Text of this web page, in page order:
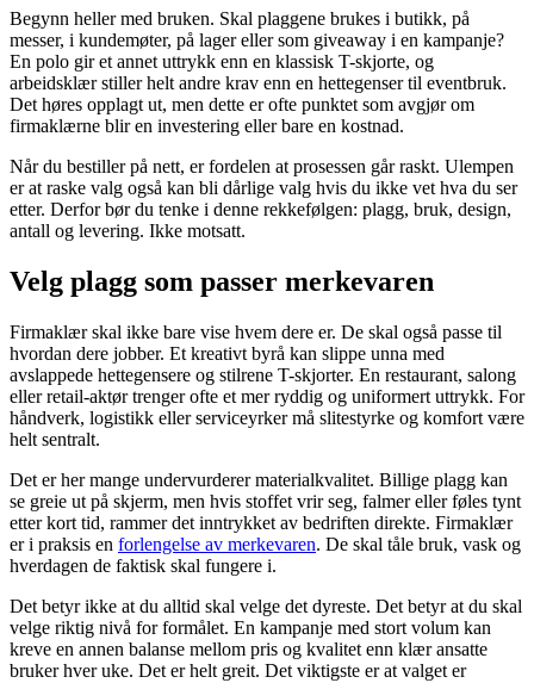
Begynn heller med bruken. Skal plaggene brukes i butikk, på
messer, i kundemøter, på lager eller som giveaway i en kampanje?
En polo gir et annet uttrykk enn en klassisk T-skjorte, og
arbeidsklær stiller helt andre krav enn en hettegenser til eventbruk.
Det høres opplagt ut, men dette er ofte punktet som avgjør om
firmaklærne blir en investering eller bare en kostnad.
Når du bestiller på nett, er fordelen at prosessen går raskt. Ulempen
er at raske valg også kan bli dårlige valg hvis du ikke vet hva du ser
etter. Derfor bør du tenke i denne rekkefølgen: plagg, bruk, design,
antall og levering. Ikke motsatt.
Velg plagg som passer merkevaren
Firmaklær skal ikke bare vise hvem dere er. De skal også passe til
hvordan dere jobber. Et kreativt byrå kan slippe unna med
avslappede hettegensere og stilrene T-skjorter. En restaurant, salong
eller retail-aktør trenger ofte et mer ryddig og uniformert uttrykk. For
håndverk, logistikk eller serviceyrker må slitestyrke og komfort være
helt sentralt.
Det er her mange undervurderer materialkvalitet. Billige plagg kan
se greie ut på skjerm, men hvis stoffet vrir seg, falmer eller føles tynt
etter kort tid, rammer det inntrykket av bedriften direkte. Firmaklær
er i praksis en forlengelse av merkevaren. De skal tåle bruk, vask og
hverdagen de faktisk skal fungere i.
Det betyr ikke at du alltid skal velge det dyreste. Det betyr at du skal
velge riktig nivå for formålet. En kampanje med stort volum kan
kreve en annen balanse mellom pris og kvalitet enn klær ansatte
bruker hver uke. Det er helt greit. Det viktigste er at valget er